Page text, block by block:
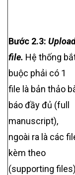
Bước 2.3:
file. Hệ thống
buộc phải có 1
file là bản thảo
báo đầy đủ (full
manuscript),
ngoài ra là các
kèm theo
(supporting files)